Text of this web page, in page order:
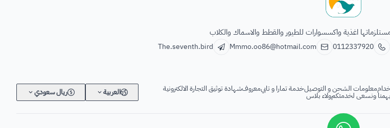
اغذية واكسسوارات للطيور والقطط والاسماك والكلاب
0112337920
Mmmo.oo86@hotmail.com
The.seventh.bird
معلومات الشحن و التوصيلخدمة تمارا و تابيمعروفشهادة توثيق التجارة الالكترونية
ونسعى لخدمتكمولاء بلاس العربية ريال سعودي